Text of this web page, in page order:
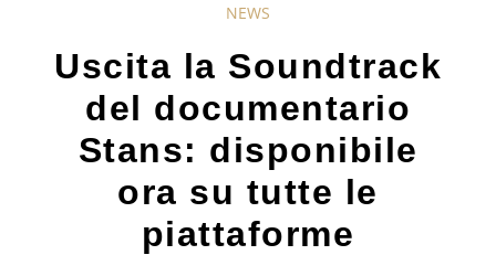
NEWS
Uscita la Soundtrack
del documentario
Stans: disponibile
ora su tutte le
piattaforme